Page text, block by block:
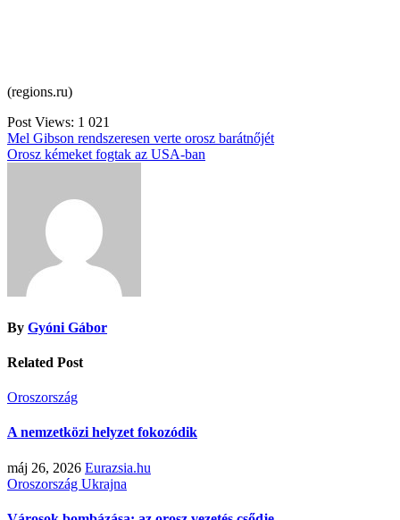
(regions.ru)
Post Views: 1 021
Bejegyzés
navigáció
Mel Gibson rendszeresen verte orosz barátnőjét
Orosz kémeket fogtak az USA-ban
By Gyóni Gábor
Related Post
Oroszország
A nemzetközi helyzet fokozódik
máj 26, 2026 Eurazsia.hu
Oroszország Ukrajna